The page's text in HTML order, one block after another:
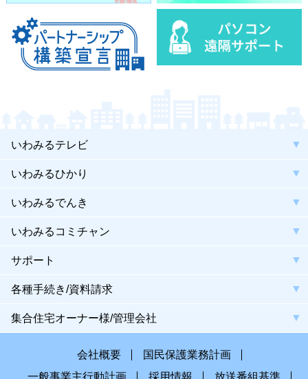
いわみるテレビ
いわみるひかり
いわみるでんき
いわみるコミチャン
サポート
各種手続き/資料請求
集合住宅オーナー様/管理会社
会社概要
国民保護業務計画
一般事業主行動計画
採用情報 放送番組基準